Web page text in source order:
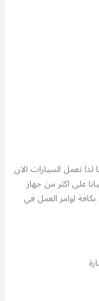
تعمل السيارات الان
على اكثر من جهاز
اوامر العمل في